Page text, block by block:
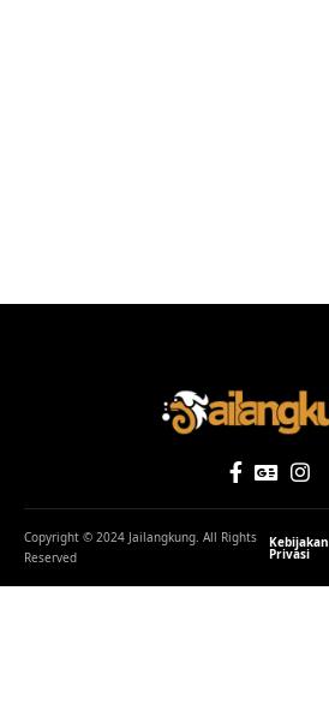
Copyright © 2024 Jailangkung. All Rights
Reserved
Kebijakan
Privasi